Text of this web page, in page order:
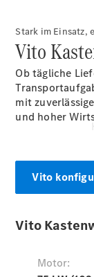
Stark im Einsatz,
Vito
Ob tägliche
mit
und hoher
Vito